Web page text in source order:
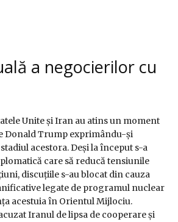
a negocierilor cu
Unite și Iran au atins un moment
Donald Trump exprimându-și
acestora. Deși la început s-a
care să reducă tensiunile
discuțiile s-au blocat din cauza
legate de programul nuclear
acestuia în Orientul Mijlociu.
Iranul de lipsa de cooperare și